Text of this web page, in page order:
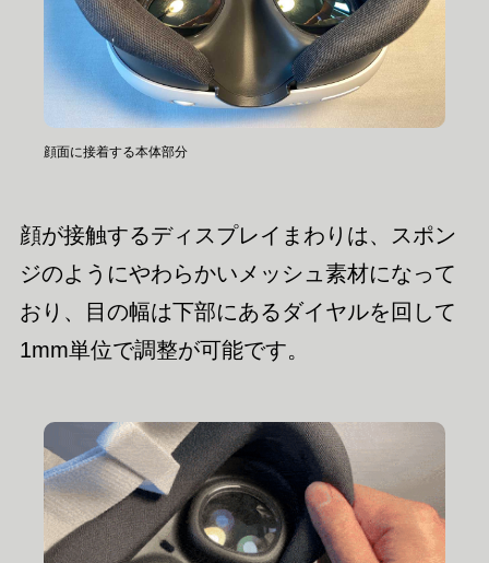
顔面に接着する本体部分
顔が接触するディスプレイまわりは、スポン
ジのようにやわらかいメッシュ素材になって
おり、目の幅は下部にあるダイヤルを回して
1mm単位で調整が可能です。